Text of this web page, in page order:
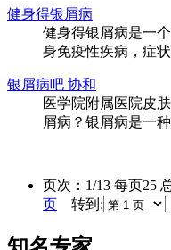
健身得银屑病
健身得银屑病是一
身免疫性疾病，症
银屑病吧 协和
医学院附属医院皮
屑病？银屑病是一
页次：1/13 每页25
页 转到: